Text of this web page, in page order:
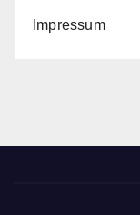
Impressum